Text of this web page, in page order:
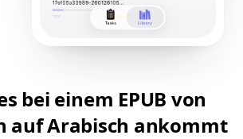
bei einem EPUB von
auf Arabisch ankommt